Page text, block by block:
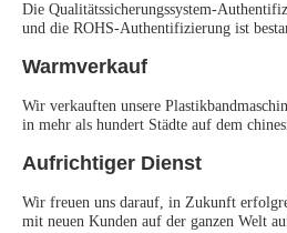
Die Qualitätssicherungssystem-
und die ROHS-Authentifizierung ist
Warmverkauf
Wir verkauften unsere
in mehr als hundert Städte auf dem
Aufrichtiger Dienst
Wir freuen uns darauf, in Zukunft
mit neuen Kunden auf der ganzen Welt